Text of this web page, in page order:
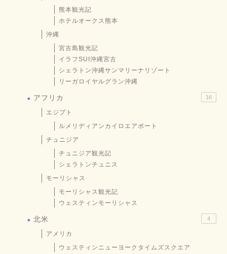
熊本観光記
ホテルオークス熊本
沖縄
宮古島観光記
イラフSUI沖縄宮古
シェラトン沖縄サンマリーナリゾート
リーガロイヤルグラン沖縄
アフリカ 16
エジプト
ルメリディアンカイロエアポート
チュニジア
チュニジア観光記
シェラトンチュニス
モーリシャス
モーリシャス観光記
ウェスティンモーリシャス
北米 4
アメリカ
ウェスティンニューヨークタイムズスクエア